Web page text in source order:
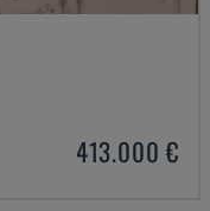
413.000 €